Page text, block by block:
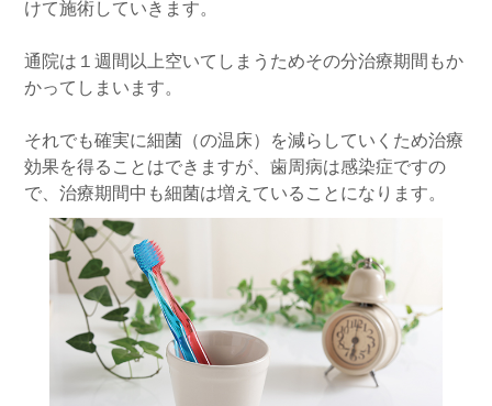
けて施術していきます。
通院は１週間以上空いてしまうためその分治療期間もか
かってしまいます。
それでも確実に細菌（の温床）を減らしていくため治療
効果を得ることはできますが、⻭周病は感染症ですの
で、治療期間中も細菌は増えていることになります。